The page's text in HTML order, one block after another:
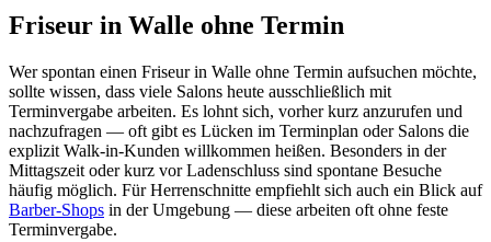
Friseur in Walle ohne Termin
Wer spontan einen Friseur in Walle ohne Termin aufsuchen möchte,
sollte wissen, dass viele Salons heute ausschließlich mit
Terminvergabe arbeiten. Es lohnt sich, vorher kurz anzurufen und
nachzufragen — oft gibt es Lücken im Terminplan oder Salons die
explizit Walk-in-Kunden willkommen heißen. Besonders in der
Mittagszeit oder kurz vor Ladenschluss sind spontane Besuche
häufig möglich. Für Herrenschnitte empfiehlt sich auch ein Blick auf
Barber-Shops in der Umgebung — diese arbeiten oft ohne feste
Terminvergabe.